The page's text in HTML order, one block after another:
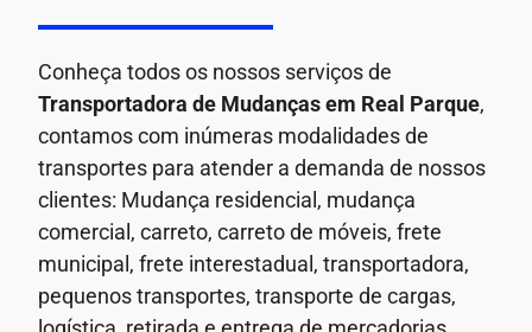
Conheça todos os nossos serviços de
Transportadora de Mudanças em Real Parque,
contamos com inúmeras modalidades de
transportes para atender a demanda de nossos
clientes: Mudança residencial, mudança
comercial, carreto, carreto de móveis, frete
municipal, frete interestadual, transportadora,
pequenos transportes, transporte de cargas,